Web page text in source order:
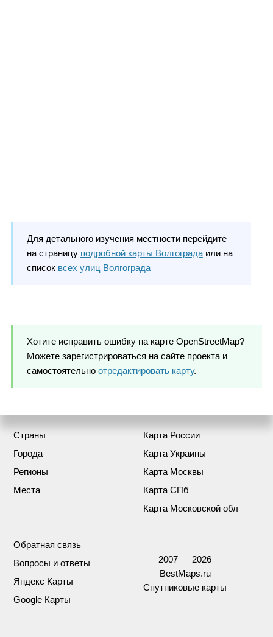
Для детального изучения местности перейдите
на страницу подробной карты Волгоградаили на
список всех улиц Волгограда
Хотите исправить ошибку на карте OpenStreetMap?
Можете зарегистрироваться на сайте проекта и
самостоятельно отредактировать карту.
Страны
Города
Регионы
Места
Карта России
Карта Украины
Карта Москвы
Карта СПб
Карта Московской обл
Обратная связь
Вопросы и ответы
Яндекс Карты
Google Карты
2007 — 2026
BestMaps.ru
Спутниковые карты